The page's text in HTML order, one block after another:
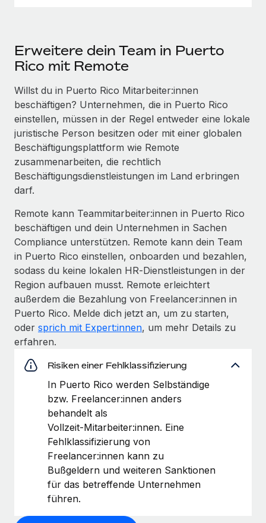
Erweitere dein Team in Puerto
Rico mit Remote
Willst du in Puerto Rico Mitarbeiter:innen
beschäftigen? Unternehmen, die in Puerto Rico
einstellen, müssen in der Regel entweder eine lokale
juristische Person besitzen oder mit einer globalen
Beschäftigungs­plattform wie Remote
zusammenarbeiten, die rechtlich
Beschäftigungs­dienstleistungen im Land erbringen
darf.
Remote kann Teammitarbeiter:innen in Puerto Rico
beschäftigen und dein Unternehmen in Sachen
Compliance unterstützen. Remote kann dein Team
in Puerto Rico einstellen, onboarden und bezahlen,
sodass du keine lokalen HR‑Dienstleistungen in der
Region aufbauen musst. Remote erleichtert
außerdem die Bezahlung von Freelancer:innen in
Puerto Rico. Melde dich jetzt an, um zu starten,
oder sprich mit Expert:innen, um mehr Details zu
erfahren.
Risiken einer Fehlklassifizierung
In Puerto Rico werden Selbständige
bzw. Freelancer:innen anders
behandelt als
Vollzeit‑Mitarbeiter:innen. Eine
Fehlklassifizierung von
Freelancer:innen kann zu
Bußgeldern und weiteren Sanktionen
für das betreffende Unternehmen
führen.